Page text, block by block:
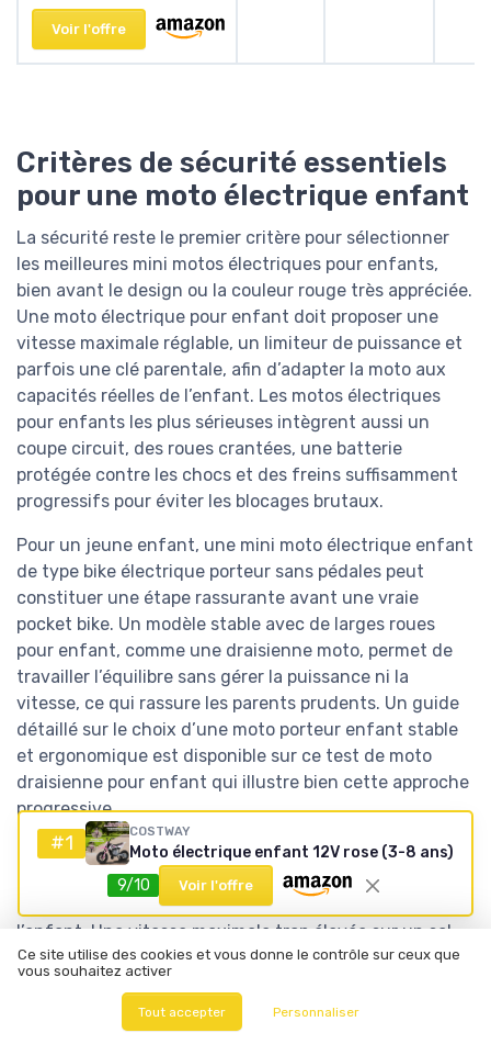
Voir l'offre
Critères de sécurité essentiels
pour une moto électrique enfant
La sécurité reste le premier critère pour sélectionner
les meilleures mini motos électriques pour enfants,
bien avant le design ou la couleur rouge très appréciée.
Une moto électrique pour enfant doit proposer une
vitesse maximale réglable, un limiteur de puissance et
parfois une clé parentale, afin d’adapter la moto aux
capacités réelles de l’enfant. Les motos électriques
pour enfants les plus sérieuses intègrent aussi un
coupe circuit, des roues crantées, une batterie
protégée contre les chocs et des freins suffisamment
progressifs pour éviter les blocages brutaux.
Pour un jeune enfant, une mini moto électrique enfant
de type bike électrique porteur sans pédales peut
constituer une étape rassurante avant une vraie
pocket bike. Un modèle stable avec de larges roues
pour enfant, comme une draisienne moto, permet de
travailler l’équilibre sans gérer la puissance ni la
vitesse, ce qui rassure les parents prudents. Un guide
détaillé sur le choix d’une moto porteur enfant stable
et ergonomique est disponible sur ce test de moto
draisienne pour enfant qui illustre bien cette approche
progressive.
Les modèles de pocket cross électrique enfant ou de
mini moto cross électrique pour enfants doivent aussi
être choisis en fonction du terrain et de la taille de
l’enfant. Une vitesse maximale trop élevée sur un sol
irrégulier augmente le risque de chute, même avec un
de passer commande, il est donc judicieux de vérifier
les articles stock de protections, la présence d’un
#1 COSTWAY
Moto électrique enfant 12V rose (3-8 ans)
9/10
Voir l'offre
Ce site utilise des cookies et vous donne le contrôle sur ceux que
vous souhaitez activer
Tout accepter Personnaliser